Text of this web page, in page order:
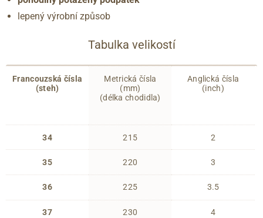
lepený výrobní způsob
Tabulka velikostí
Francouzská čísla
(steh)
34
35
36
37
Metrická čísla
(mm)
(délka chodidla)
215
220
225
230
Anglická čísla
(inch)
2
3
3.5
4